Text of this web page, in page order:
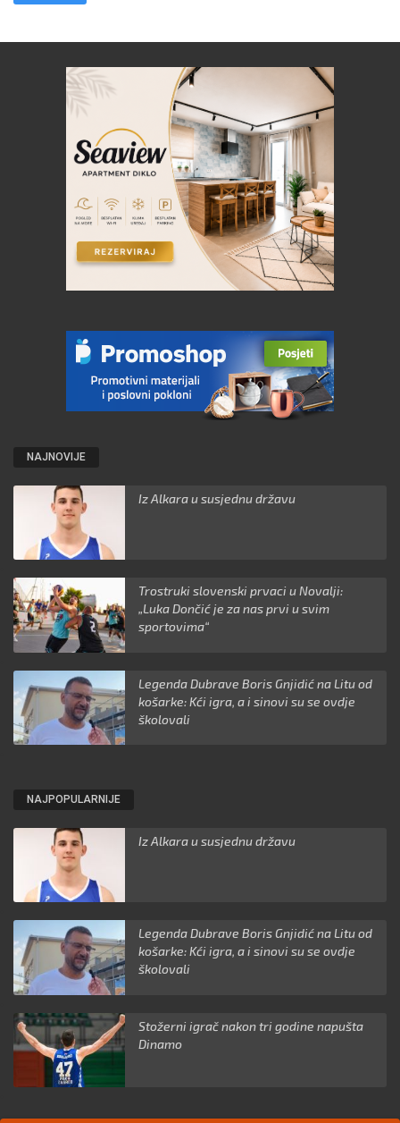
NAJNOVIJE
Iz Alkara u susjednu državu
Trostruki slovenski prvaci u Novalji:
„Luka Dončić je za nas prvi u svim
sportovima“
Legenda Dubrave Boris Gnjidić na Litu od
košarke: Kći igra, a i sinovi su se ovdje
školovali
NAJPOPULARNIJE
Iz Alkara u susjednu državu
Legenda Dubrave Boris Gnjidić na Litu od
košarke: Kći igra, a i sinovi su se ovdje
školovali
Stožerni igrač nakon tri godine napušta
Dinamo